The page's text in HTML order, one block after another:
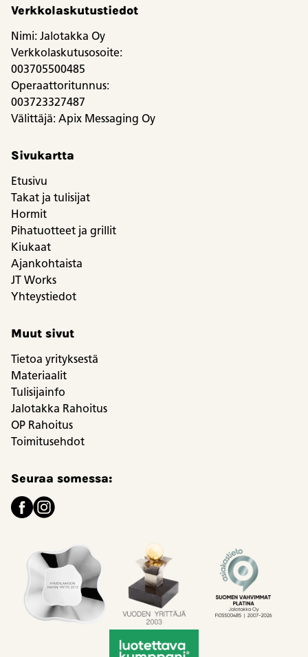
Verkkolaskutustiedot
Nimi: Jalotakka Oy
Verkkolaskutusosoite:
003705500485
Operaattoritunnus:
003723327487
Välittäjä: Apix Messaging Oy
Sivukartta
Etusivu
Takat ja tulisijat
Hormit
Pihatuotteet ja grillit
Kiukaat
Ajankohtaista
JT Works
Yhteystiedot
Muut sivut
Tietoa yrityksestä
Materiaalit
Tulisijainfo
Jalotakka Rahoitus
OP Rahoitus
Toimitusehdot
Seuraa somessa: